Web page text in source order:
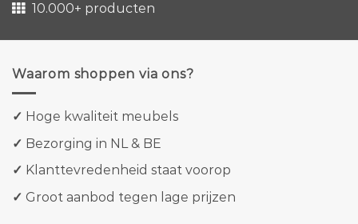
10.000+ producten
Waarom shoppen via ons?
✓ Hoge kwaliteit meubels
✓ Bezorging in NL & BE
✓ Klanttevredenheid staat voorop
✓ Groot aanbod tegen lage prijzen